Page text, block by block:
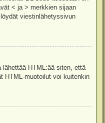
< ja > merkkien sijaan
viestinlähetyssivun
lähettää HTML:ää siten, että
HTML-muotoilut voi kuitenkin